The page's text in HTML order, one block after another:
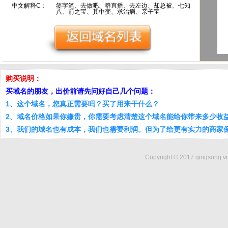
中文解释C：
签字笔、去做吧、群直播、去左边、却总被、七知
八、前之宝、其中变、求治病、亲子宝
购买说明：
买域名的朋友，出价前请先问好自己几个问题：
1、这个域名，您真正需要吗？买了用来干什么？
2、域名价格如果你嫌贵，你需要考虑清楚这个域名能给你带来多少收
3、我们的域名也有成本，我们也需要利润。但为了给更有实力的商家
Copyright © 2017